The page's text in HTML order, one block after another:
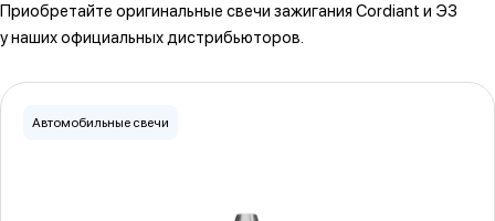
Приобретайте оригинальные свечи зажигания Cordiant и ЭЗ
у наших официальных дистрибьюторов.
Автомобильные свечи